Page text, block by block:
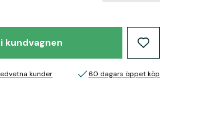
kundvagnen
kunder 60 dagars öppet köp